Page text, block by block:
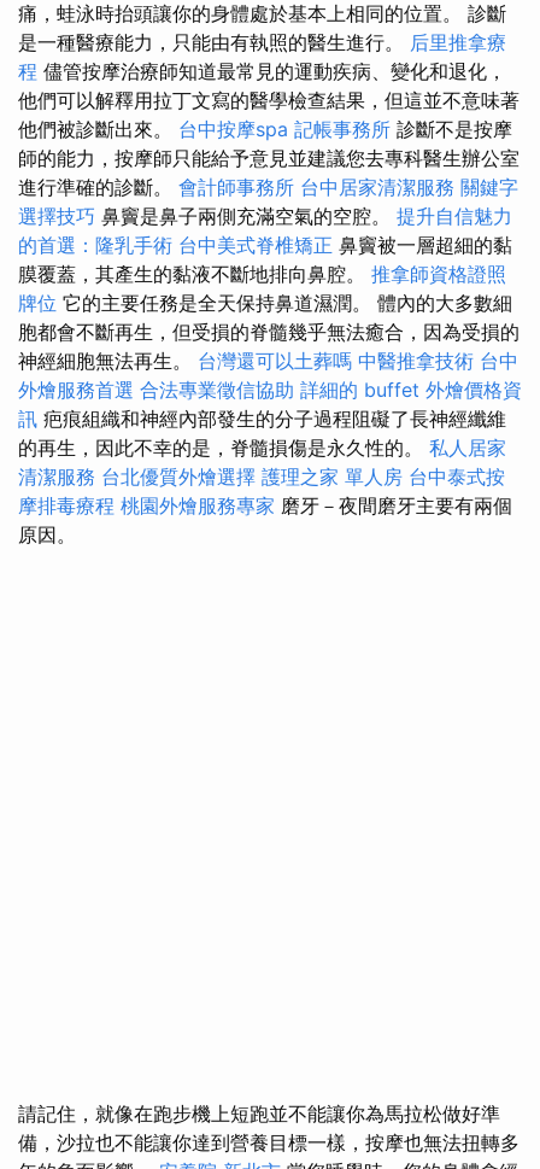
痛，蛙泳時抬頭讓你的身體處於基本上相同的位置。 診斷
是一種醫療能力，只能由有執照的醫生進行。 后里推拿療
程 儘管按摩治療師知道最常見的運動疾病、變化和退化，
他們可以解釋用拉丁文寫的醫學檢查結果，但這並不意味著
他們被診斷出來。 台中按摩spa 記帳事務所 診斷不是按摩
師的能力，按摩師只能給予意見並建議您去專科醫生辦公室
進行準確的診斷。 會計師事務所 台中居家清潔服務 關鍵字
選擇技巧 鼻竇是鼻子兩側充滿空氣的空腔。 提升自信魅力
的首選：隆乳手術 台中美式脊椎矯正 鼻竇被一層超細的黏
膜覆蓋，其產生的黏液不斷地排向鼻腔。 推拿師資格證照
牌位 它的主要任務是全天保持鼻道濕潤。 體內的大多數細
胞都會不斷再生，但受損的脊髓幾乎無法癒合，因為受損的
神經細胞無法再生。 台灣還可以土葬嗎 中醫推拿技術 台中
外燴服務首選 合法專業徵信協助 詳細的 buffet 外燴價格資
訊 疤痕組織和神經內部發生的分子過程阻礙了長神經纖維
的再生，因此不幸的是，脊髓損傷是永久性的。 私人居家
清潔服務 台北優質外燴選擇 護理之家 單人房 台中泰式按
摩排毒療程 桃園外燴服務專家 磨牙－夜間磨牙主要有兩個
原因。
請記住，就像在跑步機上短跑並不能讓你為馬拉松做好準
備，沙拉也不能讓你達到營養目標一樣，按摩也無法扭轉多